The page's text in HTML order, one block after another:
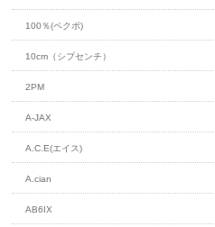
100％(ペクポ)
10cm（シプセンチ）
2PM
A-JAX
A.C.E(エイス)
A.cian
AB6IX